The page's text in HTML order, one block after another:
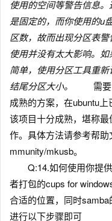
使用的空间等警告信息
是固定的，而你使用的u
区数，故而出现分区表
使用并没有太大影响。
简单，使用分区工具重
结尾分区大小。
需要注
成熟的方案，在ubuntu上
该项目十分成熟，堪称
作。具体方法请参考帮助
mmunity/mkusb。
Q:14.如何使用你
者打包的cups for
合适的位置，同时
进行以下步骤即可